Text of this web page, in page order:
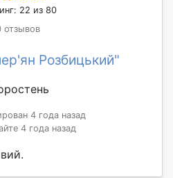
22 из 80
отзывов
Розбицький"
4 года назад
4 года назад